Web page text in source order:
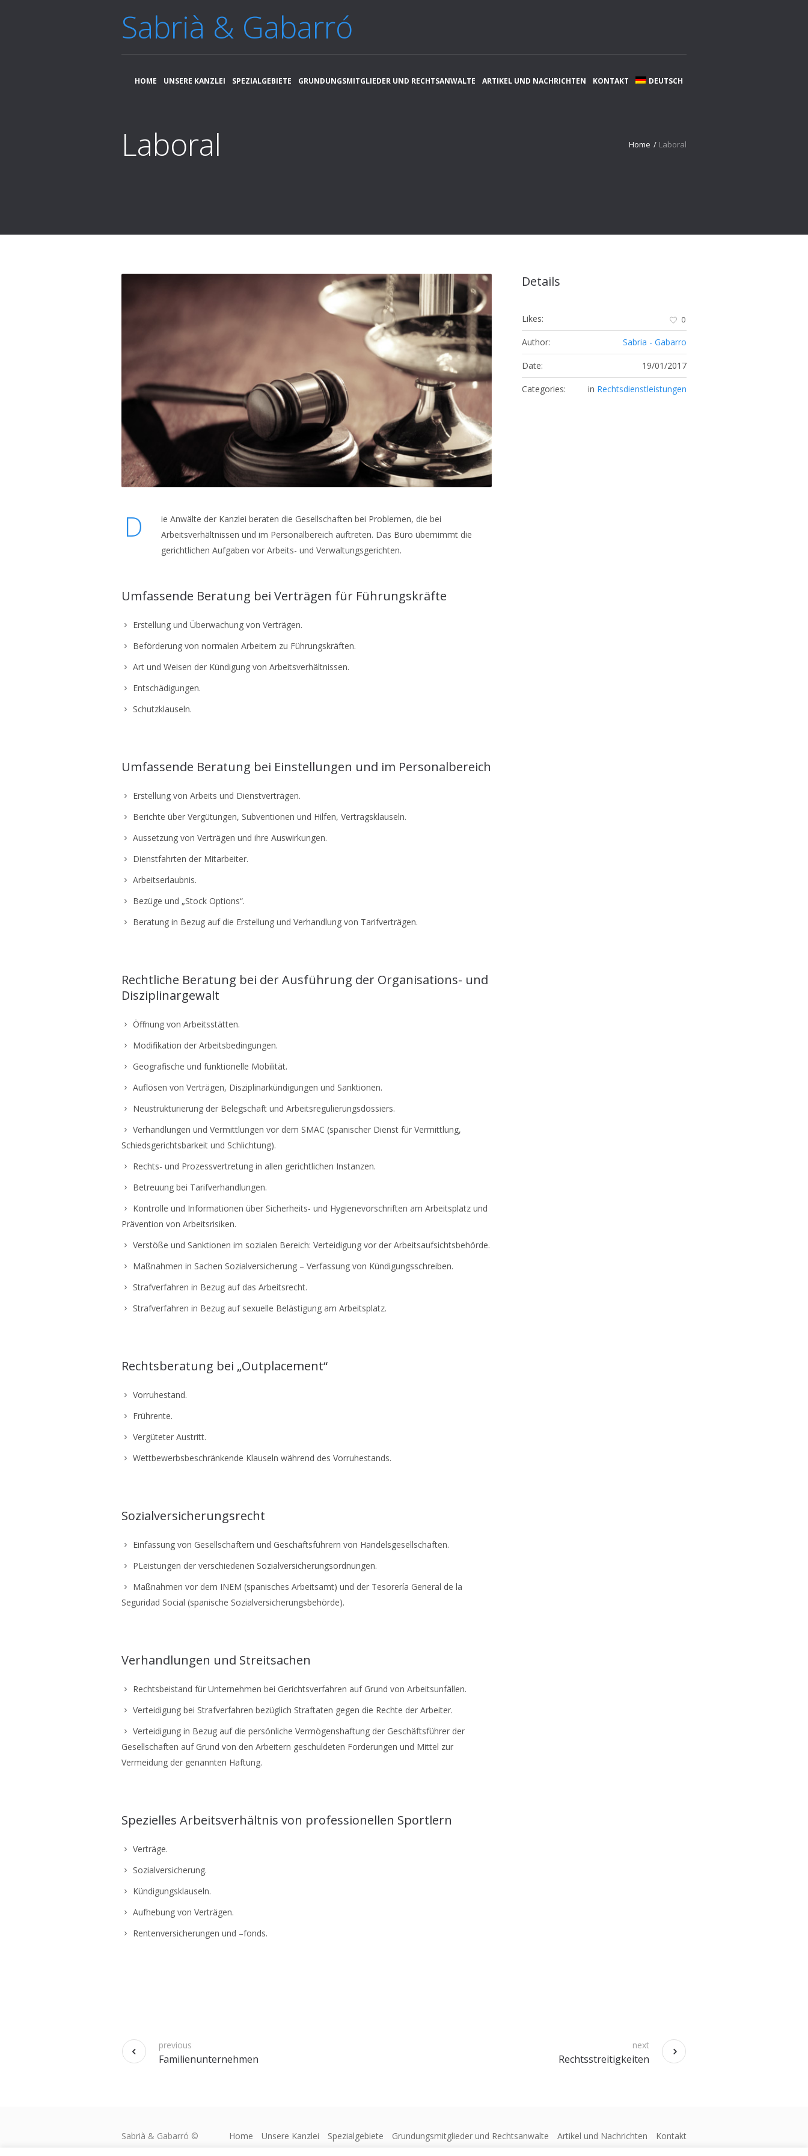
Sabrià & Gabarró
HOME UNSERE KANZLEI SPEZIALGEBIETE GRUNDUNGSMITGLIEDER UND RECHTSANWALTE ARTIKEL UND NACHRICHTEN KONTAKT DEUTSCH
Laboral Home / Laboral
D
ie Anwälte der Kanzlei beraten die Gesellschaften bei Problemen, die bei
Arbeitsverhältnissen und im Personalbereich auftreten. Das Büro übernimmt die
gerichtlichen Aufgaben vor Arbeits- und Verwaltungsgerichten.
Umfassende Beratung bei Verträgen für Führungskräfte
Erstellung und Überwachung von Verträgen.
Beförderung von normalen Arbeitern zu Führungskräften.
Art und Weisen der Kündigung von Arbeitsverhältnissen.
Entschädigungen.
Schutzklauseln.
Umfassende Beratung bei Einstellungen und im Personalbereich
Erstellung von Arbeits und Dienstverträgen.
Berichte über Vergütungen, Subventionen und Hilfen, Vertragsklauseln.
Aussetzung von Verträgen und ihre Auswirkungen.
Dienstfahrten der Mitarbeiter.
Arbeitserlaubnis.
Bezüge und „Stock Options“.
Beratung in Bezug auf die Erstellung und Verhandlung von Tarifverträgen.
Rechtliche Beratung bei der Ausführung der Organisations- und
Disziplinargewalt
Öffnung von Arbeitsstätten.
Modifikation der Arbeitsbedingungen.
Geografische und funktionelle Mobilität.
Auflösen von Verträgen, Disziplinarkündigungen und Sanktionen.
Neustrukturierung der Belegschaft und Arbeitsregulierungsdossiers.
Verhandlungen und Vermittlungen vor dem SMAC (spanischer Dienst für Vermittlung,
Schiedsgerichtsbarkeit und Schlichtung).
Rechts- und Prozessvertretung in allen gerichtlichen Instanzen.
Betreuung bei Tarifverhandlungen.
Kontrolle und Informationen über Sicherheits- und Hygienevorschriften am Arbeitsplatz und
Prävention von Arbeitsrisiken.
Verstöße und Sanktionen im sozialen Bereich: Verteidigung vor der Arbeitsaufsichtsbehörde.
Maßnahmen in Sachen Sozialversicherung – Verfassung von Kündigungsschreiben.
Strafverfahren in Bezug auf das Arbeitsrecht.
Strafverfahren in Bezug auf sexuelle Belästigung am Arbeitsplatz.
Rechtsberatung bei „Outplacement“
Vorruhestand.
Frührente.
Vergüteter Austritt.
Wettbewerbsbeschränkende Klauseln während des Vorruhestands.
Sozialversicherungsrecht
Einfassung von Gesellschaftern und Geschäftsführern von Handelsgesellschaften.
PLeistungen der verschiedenen Sozialversicherungsordnungen.
Maßnahmen vor dem INEM (spanisches Arbeitsamt) und der Tesorería General de la
Seguridad Social (spanische Sozialversicherungsbehörde).
Verhandlungen und Streitsachen
Rechtsbeistand für Unternehmen bei Gerichtsverfahren auf Grund von Arbeitsunfällen.
Verteidigung bei Strafverfahren bezüglich Straftaten gegen die Rechte der Arbeiter.
Verteidigung in Bezug auf die persönliche Vermögenshaftung der Geschäftsführer der
Gesellschaften auf Grund von den Arbeitern geschuldeten Forderungen und Mittel zur
Vermeidung der genannten Haftung.
Spezielles Arbeitsverhältnis von professionellen Sportlern
Verträge.
Sozialversicherung.
Kündigungsklauseln.
Aufhebung von Verträgen.
Rentenversicherungen und –fonds.
Details
Likes: 0
Author: Sabria - Gabarro
Date: 19/01/2017
Categories: in Rechtsdienstleistungen
Familienunternehmen
previous
Rechtsstreitigkeiten
next
Home Unsere Kanzlei Spezialgebiete Grundungsmitglieder und Rechtsanwalte Artikel und Nachrichten Kontakt
Sabrià & Gabarró ©